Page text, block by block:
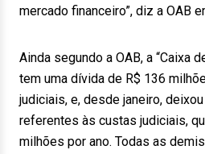
mercado financeiro”, diz a OAB
Ainda segundo a OAB, a “Caixa
tem uma dívida de R$ 136
judiciais, e, desde janeiro,
referentes às custas judiciais,
milhões por ano. Todas as